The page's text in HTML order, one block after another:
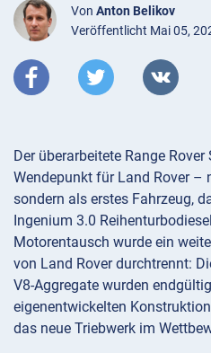
Von Anton Belikov
Veröffentlicht Mai 05,
Der überarbeitete Range
Wendepunkt für Land Rover –
sondern als erstes Fahrzeug,
Ingenium 3.0
Motorentausch wurde ein
von Land Rover durchtrennt:
V8-Aggregate wurden
eigenentwickelten
das neue Triebwerk im